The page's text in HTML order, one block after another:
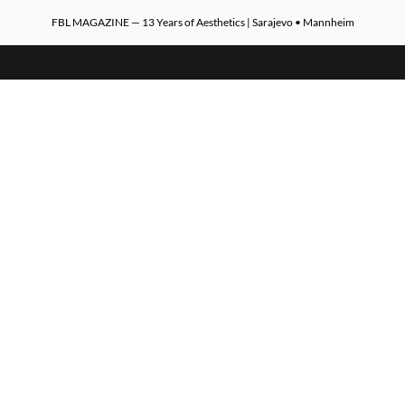
FBL MAGAZINE — 13 Years of Aesthetics | Sarajevo • Mannheim